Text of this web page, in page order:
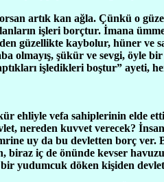
artık kan ağla. Çünkü o
işleri borçtur. İmana
güzellikte kaybolur, hüner ve
olmayış, şükür ve sevgi, öyle
işledikleri boştur” ayeti,
ehliyle vefa sahiplerinin elde
nereden kuvvet verecek?
uy da bu devletten borç ver.
biraz iç de önünde kevser
yudumcuk döken kişiden